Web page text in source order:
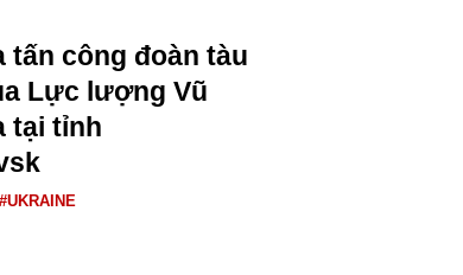
tấn công đoàn tàu
Lực lượng Vũ
tại tỉnh
#UKRAINE